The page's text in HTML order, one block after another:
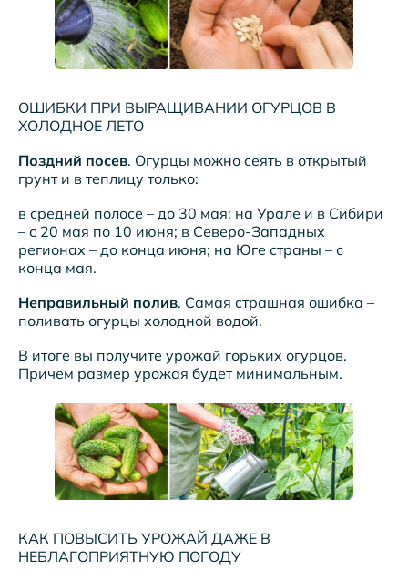
ОШИБКИ ПРИ ВЫРАЩИВАНИИ ОГУРЦОВ В
ХОЛОДНОЕ ЛЕТО
Поздний посев. Огурцы можно сеять в открытый
грунт и в теплицу только:
в средней полосе – до 30 мая; на Урале и в Сибири
– с 20 мая по 10 июня; в Северо-Западных
регионах – до конца июня; на Юге страны – с
конца мая.
Неправильный полив. Самая страшная ошибка –
поливать огурцы холодной водой.
В итоге вы получите урожай горьких огурцов.
Причем размер урожая будет минимальным.
КАК ПОВЫСИТЬ УРОЖАЙ ДАЖЕ В
НЕБЛАГОПРИЯТНУЮ ПОГОДУ